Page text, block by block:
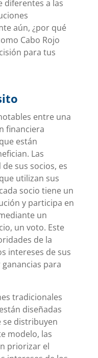
diferentes a las
aún, ¿por qué
Cabo Rojo
para tus
entre una
financiera
están
Las
sus socios, es
utilizan sus
socio tiene un
y participa en
un
un voto. Este
de la
intereses de sus
para
tradicionales
diseñadas
se distribuyen
modelo, las
priorizar el